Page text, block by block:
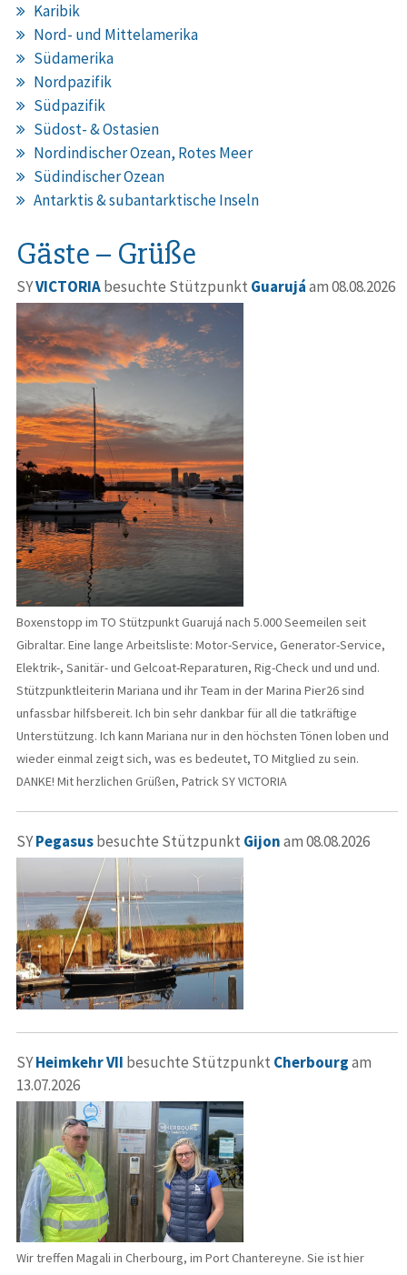
Karibik
Nord- und Mittelamerika
Südamerika
Nordpazifik
Südpazifik
Südost- & Ostasien
Nordindischer Ozean, Rotes Meer
Südindischer Ozean
Antarktis & subantarktische Inseln
Gäste – Grüße
SYVICTORIAbesuchte Stützpunkt Guarujáam 08.08.2026
Boxenstopp im TO Stützpunkt Guarujá nach 5.000 Seemeilen seit
Gibraltar. Eine lange Arbeitsliste: Motor-Service, Generator-Service,
Elektrik-, Sanitär- und Gelcoat-Reparaturen, Rig-Check und und und.
Stützpunktleiterin Mariana und ihr Team in der Marina Pier26 sind
unfassbar hilfsbereit. Ich bin sehr dankbar für all die tatkräftige
Unterstützung. Ich kann Mariana nur in den höchsten Tönen loben und
wieder einmal zeigt sich, was es bedeutet, TO Mitglied zu sein.
DANKE! Mit herzlichen Grüßen, Patrick SY VICTORIA
SYPegasusbesuchte Stützpunkt Gijonam 08.08.2026
SYHeimkehr VII besuchte Stützpunkt Cherbourgam
13.07.2026
Wir treffen Magali in Cherbourg, im Port Chantereyne. Sie ist hier